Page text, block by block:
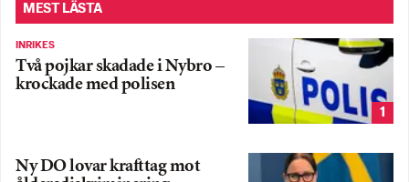
MEST LÄSTA
INRIKES
Två pojkar skadade i Nybro –
krockade med polisen
1
Ny DO lovar krafttag mot